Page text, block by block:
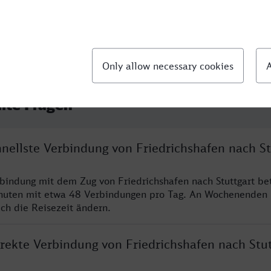
Fragen
Verbindung von Friedrichshafen nach
mit dem Zug von Friedrichshafen nach Stuttgart
mit etwa 48 Verbindungen pro Tag. An Wochenenden
die Reisezeit ändern.
Verbindung von Friedrichshafen nach